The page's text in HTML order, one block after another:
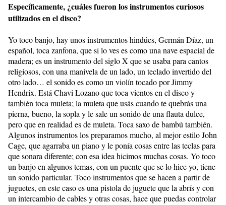
Específicamente, ¿cuáles fueron los instrumentos curiosos
utilizados en el disco?
Yo toco banjo, hay unos instrumentos hindúes, Germán Díaz, un
español, toca zanfona, que si lo ves es como una nave espacial de
madera; es un instrumento del siglo X que se usaba para cantos
religiosos, con una manivela de un lado, un teclado invertido del
otro lado… el sonido es como un violín tocado por Jimmy
Hendrix. Está Chavi Lozano que toca vientos en el disco y
también toca muleta; la muleta que usás cuando te quebrás una
pierna, bueno, la sopla y le sale un sonido de una flauta dulce,
pero que en realidad es de muleta. Toca saxo de bambú también.
Algunos instrumentos los preparamos mucho, al mejor estilo John
Cage, que agarraba un piano y le ponía cosas entre las teclas para
que sonara diferente; con esa idea hicimos muchas cosas. Yo toco
un banjo en algunos temas, con un puente que se lo hice yo, tiene
un sonido particular. Toco instrumentos que se hacen a partir de
juguetes, en este caso es una pistola de juguete que la abrís y con
un intercambio de cables y otras cosas, hace que puedas controlar